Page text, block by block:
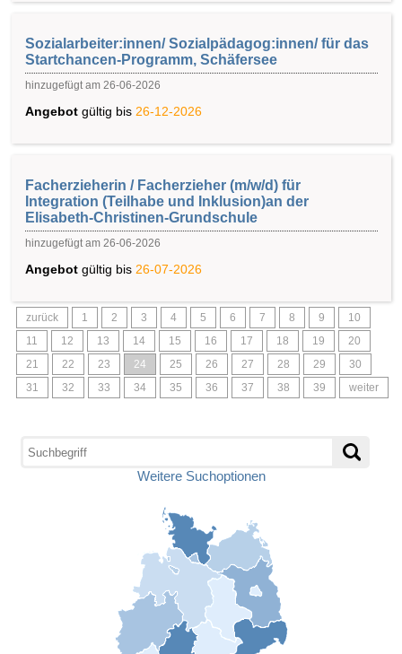
Sozialarbeiter:innen/ Sozialpädagog:innen/ für das
Startchancen-Programm, Schäfersee
hinzugefügt am 26-06-2026
Angebot gültig bis 26-12-2026
Facherzieherin / Facherzieher (m/w/d) für
Integration (Teilhabe und Inklusion)an der
Elisabeth-Christinen-Grundschule
hinzugefügt am 26-06-2026
Angebot gültig bis 26-07-2026
zurück 1 2 3 4 5 6 7 8 9 10
11 12 13 14 15 16 17 18 19 20
21 22 23 24 25 26 27 28 29 30
31 32 33 34 35 36 37 38 39 weiter
Weitere Suchoptionen